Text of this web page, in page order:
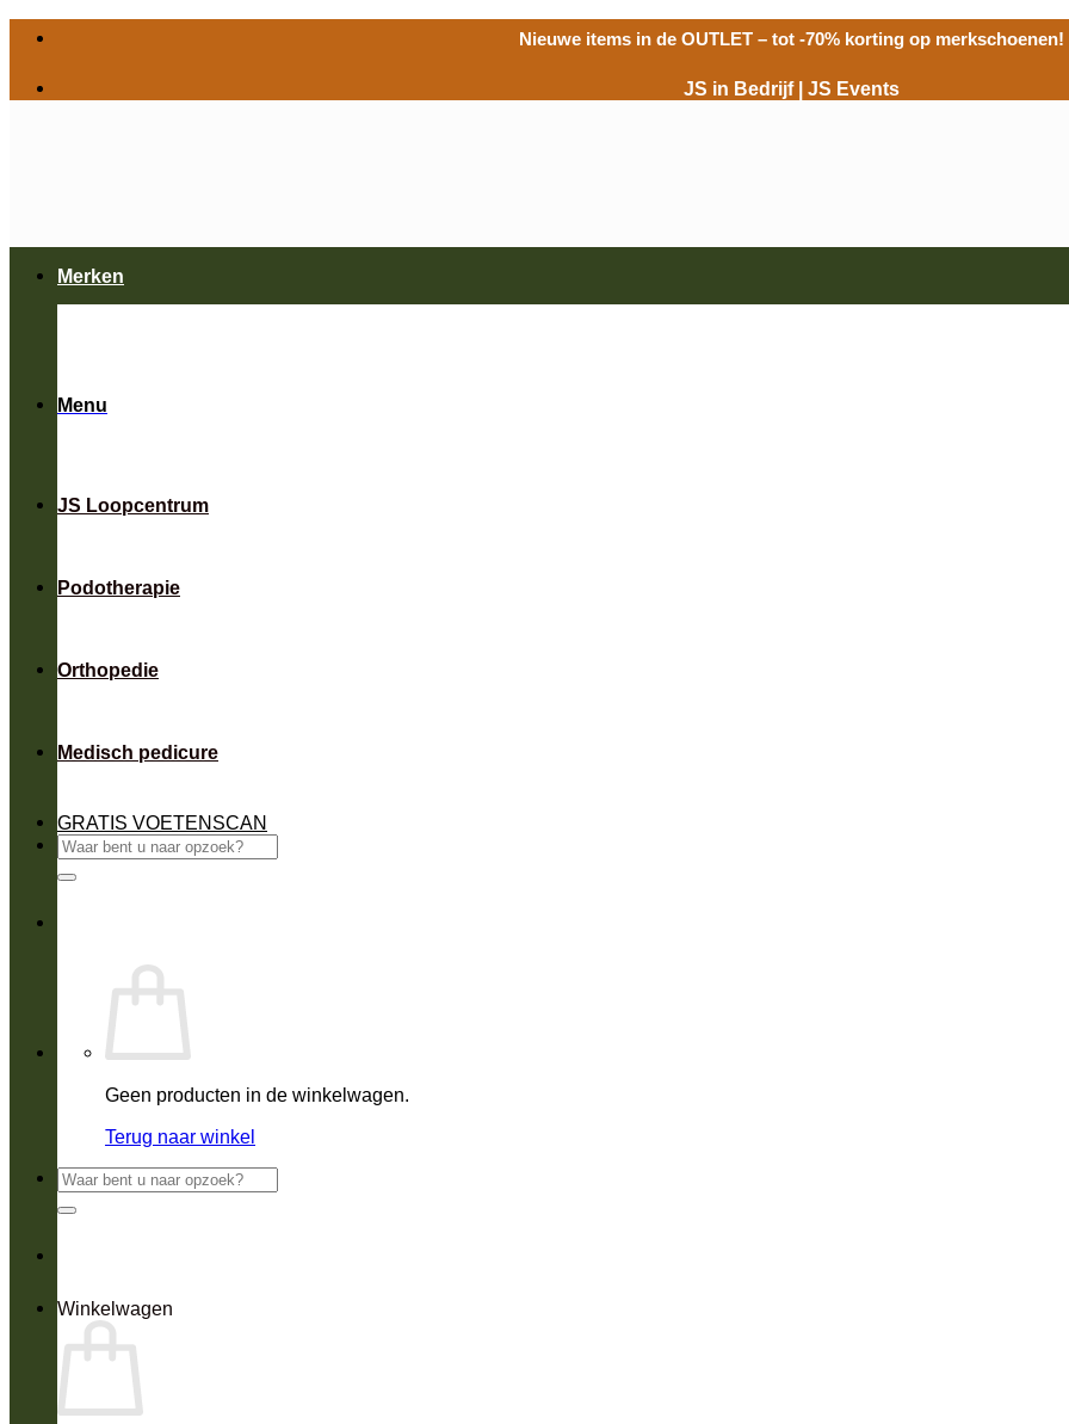
Nieuwe items in de OUTLET– tot -70% korting op merkschoenen!
JS in Bedrijf JS Events
Menu
JS Loopcentrum
Podotherapie
Orthopedie
Medisch pedicure
GRATIS VOETENSCAN
Zoeken
naar:
Geen producten in de winkelwagen.
Terug naar winkel
Zoeken
Winkelwagen
Merken